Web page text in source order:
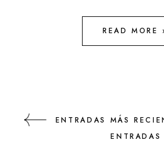
READ MORE
ENTRADAS MÁS